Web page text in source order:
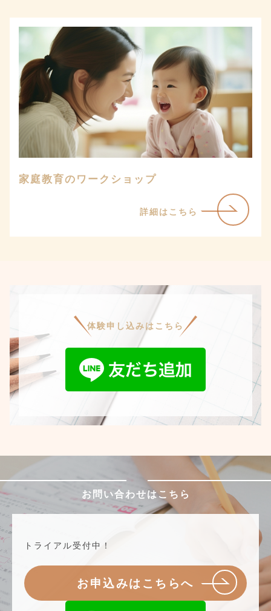
家庭教育のワークショップ
詳細はこちら
体験申し込みはこちら
お問い合わせはこちら
トライアル受付中！
お申込みはこちらへ